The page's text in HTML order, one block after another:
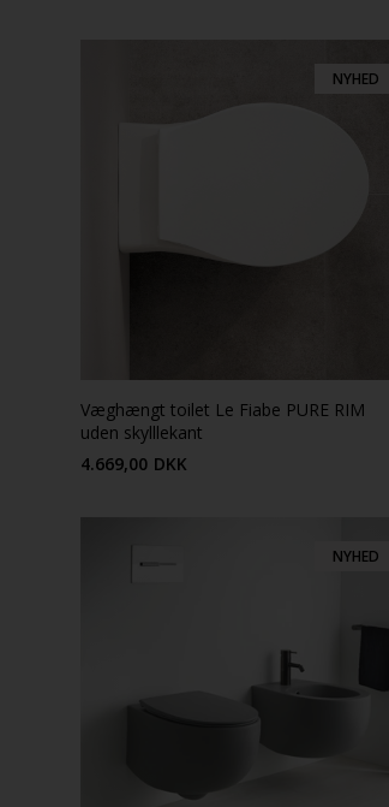
NYHED
Væghængt toilet Le Fiabe PURE RIM
uden skylllekant
4.669,00 DKK
NYHED